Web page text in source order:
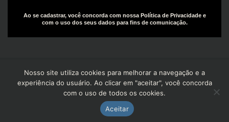
Ao se cadastrar, você concorda com nossa Política de Privacidade e
com o uso dos seus dados para fins de comunicação.
Copyright© 2025 | Design by: The Everly Growth Agency |
Powered by: R+W Capital
Nosso site utiliza cookies para melhorar a navegação e a
experiência do usuário. Ao clicar em "aceitar", você concorda
com o uso de todos os cookies.
Aceitar